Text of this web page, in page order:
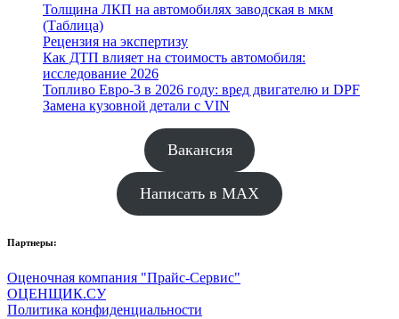
Толщина ЛКП на автомобилях заводская в мкм
(Таблица)
Рецензия на экспертизу
Как ДТП влияет на стоимость автомобиля:
исследование 2026
Топливо Евро-3 в 2026 году: вред двигателю и DPF
Замена кузовной детали с VIN
Вакансия
Написать в MAX
Партнеры:
Оценочная компания "Прайс-Сервис"
ОЦЕНЩИК.СУ
Политика конфиденциальности